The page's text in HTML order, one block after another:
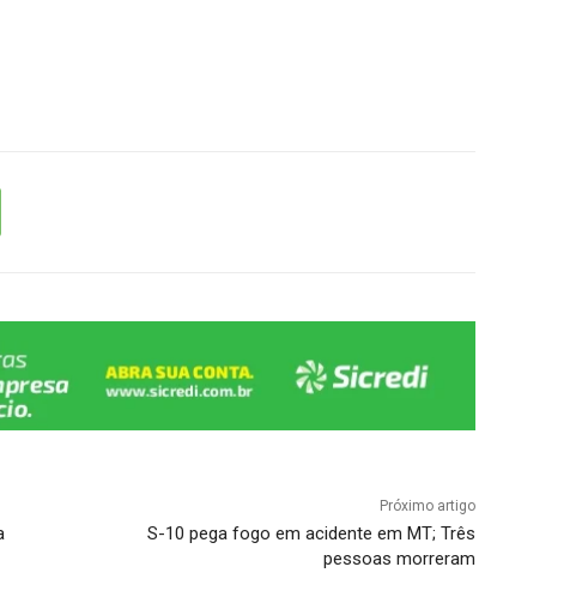
Próximo artigo
S-10 pega fogo em acidente em MT; Três
pessoas morreram